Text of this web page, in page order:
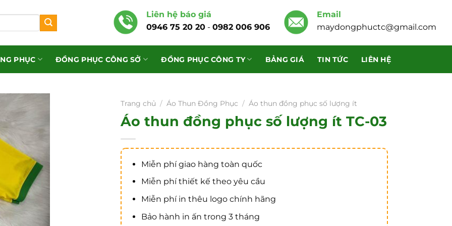
Liên hệ báo giá
0946 75 20 20- 0982 006 906
Email
maydongphuctc@gmail.com
PHỤC ĐỒNG PHỤC CÔNG SỞ ĐỒNG PHỤC CÔNG TY BẢNG GIÁ TIN TỨC LIÊN HỆ
Trang chủ / Áo Thun Đồng Phục / Áo thun đồng phục số lượng ít
Áo thun đồng phục số lượng ít TC-03
Miễn phí giao hàng toàn quốc
Miễn phí thiết kế theo yêu cầu
Miễn phí in thêu logo chính hãng
Bảo hành in ấn trong 3 tháng